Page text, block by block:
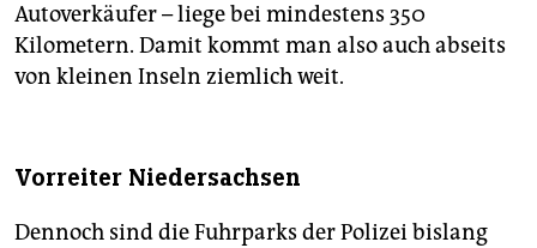
Autoverkäufer – liege bei mindestens 350
Kilometern. Damit kommt man also auch abseits
von kleinen Inseln ziemlich weit.
Vorreiter Niedersachsen
Dennoch sind die Fuhrparks der Polizei bislang